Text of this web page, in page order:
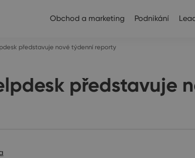
Obchod a marketing Podnikání
představuje nové týdenní reporty
představuje